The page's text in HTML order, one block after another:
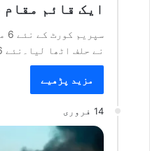
ایک قائم
نے حلف اٹھا لیا۔نئے 6 مستقل ججز اور…
مزید پڑھیے
14 فروری